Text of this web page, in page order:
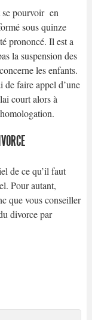
se pourvoir en
sous quinze
prononcé. Il est a
la suspension des
les enfants.
de faire appel d’une
court alors à
de ce qu’il faut
Pour autant,
que vous conseiller
divorce par